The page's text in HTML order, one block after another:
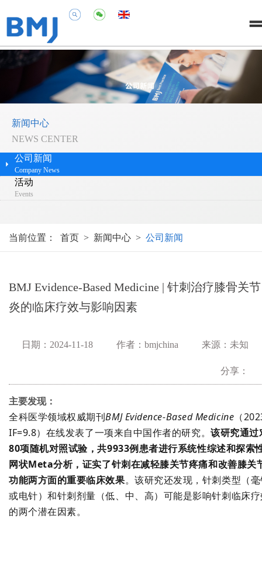
新闻中心
NEWS CENTER
公司新闻
Company News
活动
Events
当前位置： 首页 > 新闻中心 > 公司新闻
BMJ Evidence-Based Medicine | 针刺治疗膝骨关节
炎的临床疗效与影响因素
来源：未知
作者：bmjchina
日期：2024-11-18
分享：
主要发现：
全科医学领域权威期刊BMJ Evidence-Based Medicine （
IF=9.8）在线发表了一项来自中国作者的研究。该研究通过
80项随机对照试验，共9933例患者进行系统性综述和探索
网状Meta分析，证实了针刺在减轻膝关节疼痛和改善膝关
功能两方面的重要临床效果。该研究还发现，针刺类型（
或电针）和针刺剂量（低、中、高）可能是影响针刺临床
的两个潜在因素。